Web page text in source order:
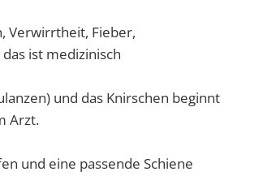
Verwirrtheit, Fieber,
ist medizinisch
und das Knirschen beginnt
Arzt.
und eine passende Schiene